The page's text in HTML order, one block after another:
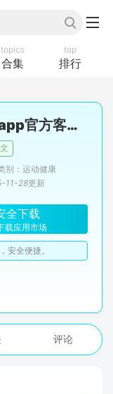
topics
合集
top
排行
铁马高尔夫订场app官方客户端
别：运动健康
11-28更新
全下载
载应用市场
安全便捷。
评论